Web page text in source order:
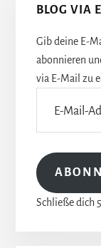
BLOG VIA
Gib deine E-
abonnieren
via E-Mail zu
Mail-
Adresse
Schließe dich